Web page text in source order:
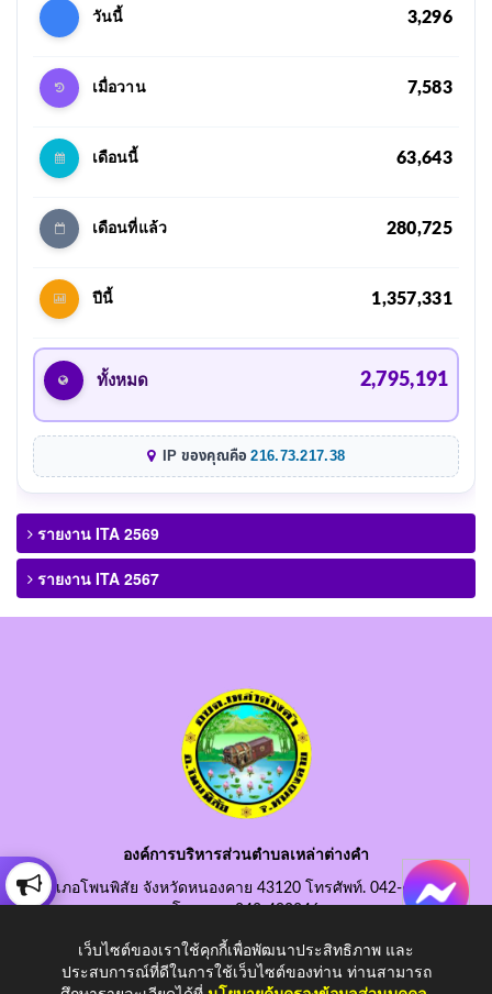
วันนี้ 3,296
เมื่อวาน 7,583
เดือนนี้ 63,643
เดือนที่แล้ว 280,725
ปีนี้ 1,357,331
ทั้งหมด 2,795,191
IP ของคุณคือ216.73.217.38
รายงาน ITA 2569
รายงาน ITA 2567
องค์การบริหารส่วนตำบลเหล่าต่างคำ
อำเภอโพนพิสัย จังหวัดหนองคาย 43120 โทรศัพท์. 042-490845
โทรสาร. 042-490846
อีเมลกลาง. saraban@laotangkham.go.th
เว็บไซต์ของเราใช้คุกกี้เพื่อพัฒนาประสิทธิภาพ และ
ประสบการณ์ที่ดีในการใช้เว็บไซต์ของท่าน ท่านสามารถ